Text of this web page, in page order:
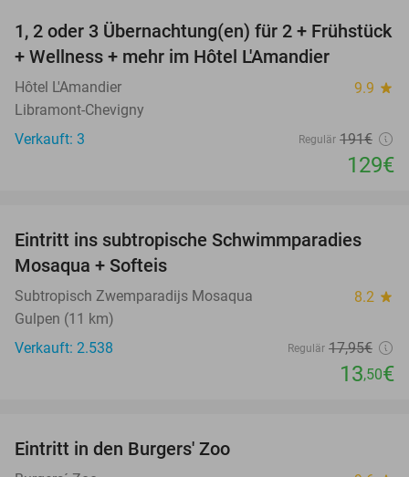
32%
TODAY
1, 2 oder 3 Übernachtung(en) für 2 + Frühstück
+ Wellness + mehr im Hôtel L'Amandier
Hôtel L'Amandier 9.9 star
Libramont-Chevigny
Verkauft: 3
Regulär 191€
129€
25%
Eintritt ins subtropische Schwimmparadies
Mosaqua + Softeis
Subtropisch Zwemparadijs Mosaqua 8.2 star
Gulpen (11 km)
Verkauft: 2.538
Regulär 17,95€
13,50€
Eintritt in den Burgers' Zoo